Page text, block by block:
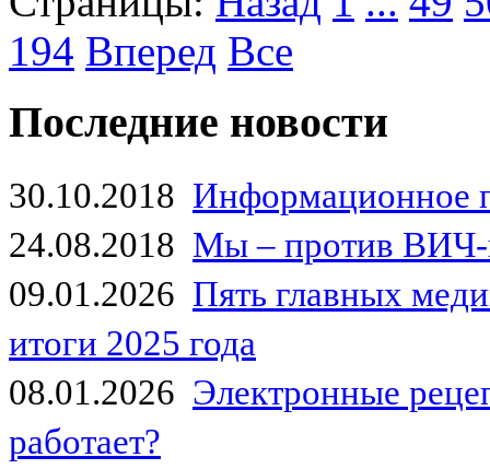
194 Вперед Все
Последние новости
30.10.2018 Информационное
24.08.2018 Мы – против
09.01.2026 Пять главных
итоги 2025 года
08.01.2026 Электронные
работает?